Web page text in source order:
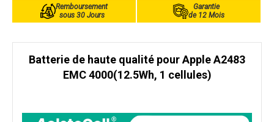
Remboursement
sous 30 Jours
Garantie
de 12 Mois
Batterie de haute qualité pour Apple A2483
EMC 4000(12.5Wh, 1 cellules)